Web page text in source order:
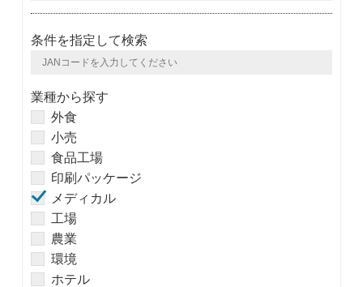
条件を指定して検索
業種から探す
外食
小売
食品工場
印刷パッケージ
メディカル
工場
農業
環境
ホテル